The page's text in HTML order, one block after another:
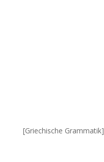
[Griechische Grammatik]